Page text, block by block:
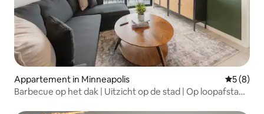
Appartement in Minneapolis
5 (8)
Barbecue op het dak | Uitzicht op de stad | Op loopafstand